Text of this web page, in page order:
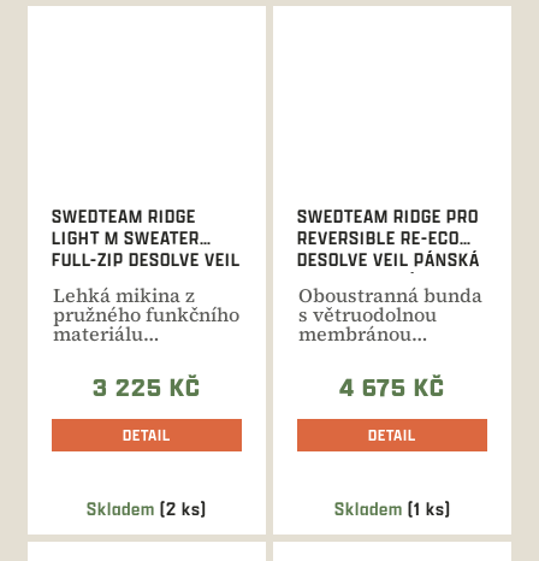
Skladem (2 ks)
SWEDTEAM RIDGE
LIGHT M SWEATER
FULL-ZIP DESOLVE VEIL
Lehká mikina z
pružného funkčního
materiálu
maximální pohodlí
při...3 225 KČ
DETAIL
Skladem (1 ks)
SWEDTEAM RIDGE PRO
REVERSIBLE RE-ECO
DESOLVE VEIL PÁNSKÁ
OBOUSTRANNÁ BUNDA
Oboustranná bunda
s větruodolnou
membránou
lov a volnočasové...
4 675 KČ
DETAIL